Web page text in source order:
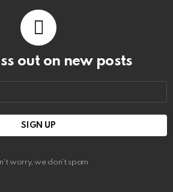
out on new posts
worry, we don't spam